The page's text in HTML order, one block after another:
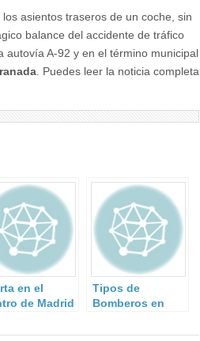
asientos traseros de un coche, sin
balance del accidente de tráfico
autovía A-92 y en el término municipal
. Puedes leer la noticia completa
en el
de Madrid
Tipos de
Bomberos en